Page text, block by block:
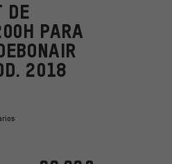
DE
PARA
2018